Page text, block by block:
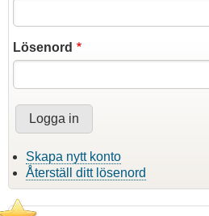
Lösenord
Skapa nytt konto
Återställ ditt lösenord